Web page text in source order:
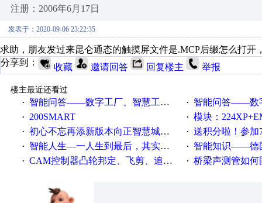
注册：2006年6月17日
发表于：2020-09-06 23:22:35
求助，朋友发过来昆仑通态的触摸屏文件是.MCP后缀怎么打开
分享到：
收藏 邀请回答 回复楼主 举报
楼主最近还看过
·
智能问答——数字工厂、智慧工厂和智能制造三者的区别是什么？ · 智能问答——数字化工厂与
· 200SMART · 模块：
· 初心不忘再添新版本向正智慧城市云展厅3.0版亮相 · 送积分啦！参加7月6日
· 智能人生—一人生到最后，其实拼的都是人品 · 智能知识——德国工业崛起
· CAM控制器凸轮邦定、飞剪、追剪等C功能块 · 桥梁声测管如何固